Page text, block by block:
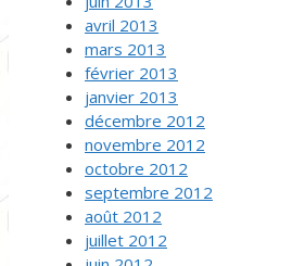
avril 2013
mars 2013
février 2013
janvier 2013
décembre 2012
novembre 2012
octobre 2012
septembre 2012
août 2012
juillet 2012